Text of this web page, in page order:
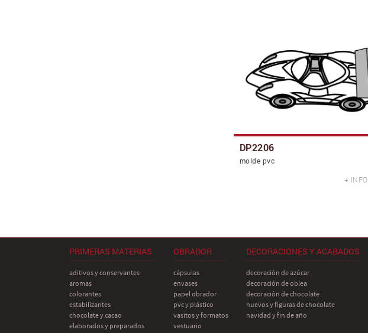
DP2206
molde pvc
+ INFO
PRIMERAS MATERIAS
aditivos y conservantes
aromas
colorantes
estabilizantes
chocolate y cacao
elaborados y preparados
OBRADOR
cápsulas
envases
papel obrador
pvc y plástico
vasitos y formatos
vestuario
DECORACIONES Y ACABADOS
decoración de azúcar
decoración de oblea
decoración de chocolate
huevos y figuras de chocolate
navidad y fin de año